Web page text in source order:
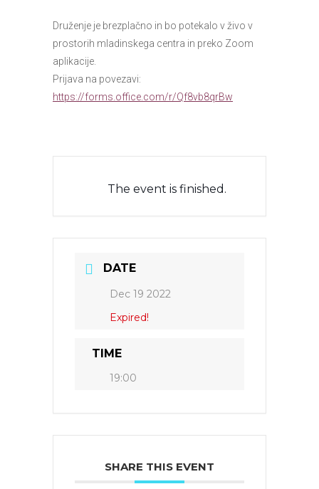
Druženje je brezplačno in bo potekalo v živo v
prostorih mladinskega centra in preko Zoom
aplikacije.
Prijava na povezavi:
https://forms.office.com/r/Qf8vb8qrBw
The event is finished.
DATE
Dec 19 2022
Expired!
TIME
19:00
SHARE THIS EVENT